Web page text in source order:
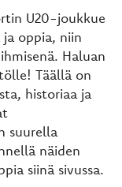
U20-joukkue
oppia, niin
Haluan
Täällä on
historiaa ja
suurella
näiden
siinä sivussa.